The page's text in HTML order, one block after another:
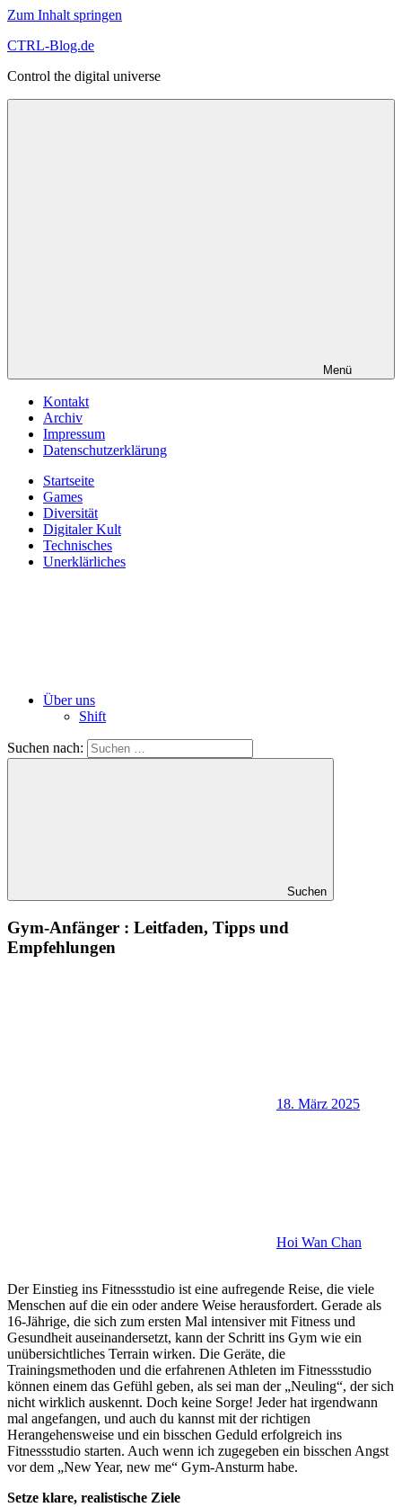
Zum Inhalt springen
CTRL-Blog.de
Control the digital universe
Menü
Kontakt
Archiv
Impressum
Datenschutzerklärung
Startseite
Games
Diversität
Digitaler Kult
Technisches
Unerklärliches
Über uns
Shift
Suchen nach:
Suchen
Gym-Anfänger : Leitfaden, Tipps und
Empfehlungen
18. März 2025
Hoi Wan Chan
Der Einstieg ins Fitnessstudio ist eine aufregende Reise, die viele
Menschen auf die ein oder andere Weise herausfordert. Gerade als
16-Jährige, die sich zum ersten Mal intensiver mit Fitness und
Gesundheit auseinandersetzt, kann der Schritt ins Gym wie ein
unübersichtliches Terrain wirken. Die Geräte, die
Trainingsmethoden und die erfahrenen Athleten im Fitnessstudio
können einem das Gefühl geben, als sei man der „Neuling“, der sich
nicht wirklich auskennt. Doch keine Sorge! Jeder hat irgendwann
mal angefangen, und auch du kannst mit der richtigen
Herangehensweise und ein bisschen Geduld erfolgreich ins
Fitnessstudio starten. Auch wenn ich zugegeben ein bisschen Angst
vor dem „New Year, new me“ Gym-Ansturm habe.
Setze klare, realistische Ziele